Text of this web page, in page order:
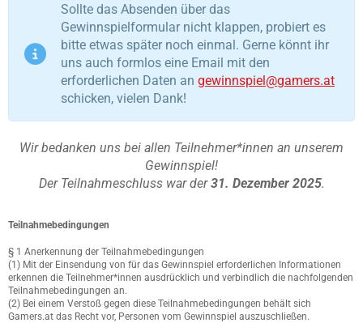
Sollte das Absenden über das
Gewinnspielformular nicht klappen, probiert es
bitte etwas später noch einmal. Gerne könnt ihr
uns auch formlos eine Email mit den
erforderlichen Daten an gewinnspiel@gamers.at
schicken, vielen Dank!
Wir bedanken uns bei allen Teilnehmer*innen an unserem
Gewinnspiel!
Der Teilnahmeschluss war der31. Dezember 2025.
Teilnahmebedingungen
§ 1 Anerkennung der Teilnahmebedingungen
(1) Mit der Einsendung von für das Gewinnspiel erforderlichen Informationen
erkennen die Teilnehmer*innen ausdrücklich und verbindlich die nachfolgenden
Teilnahmebedingungen an.
(2) Bei einem Verstoß gegen diese Teilnahmebedingungen behält sich
Gamers.at das Recht vor, Personen vom Gewinnspiel auszuschließen.